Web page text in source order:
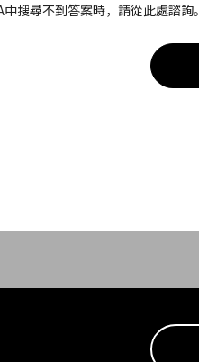
搜尋不到答案時，請從此處諮詢。